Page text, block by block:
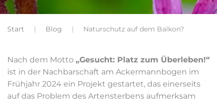
Start Blog Naturschutz auf dem Balkon?
Nach dem Motto „Gesucht: Platz zum Überleben!“
ist in der Nachbarschaft am Ackermannbogen im
Frühjahr 2024 ein Projekt gestartet, das einerseits
auf das Problem des Artensterbens aufmerksam